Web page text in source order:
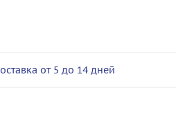
от 5 до 14 дней